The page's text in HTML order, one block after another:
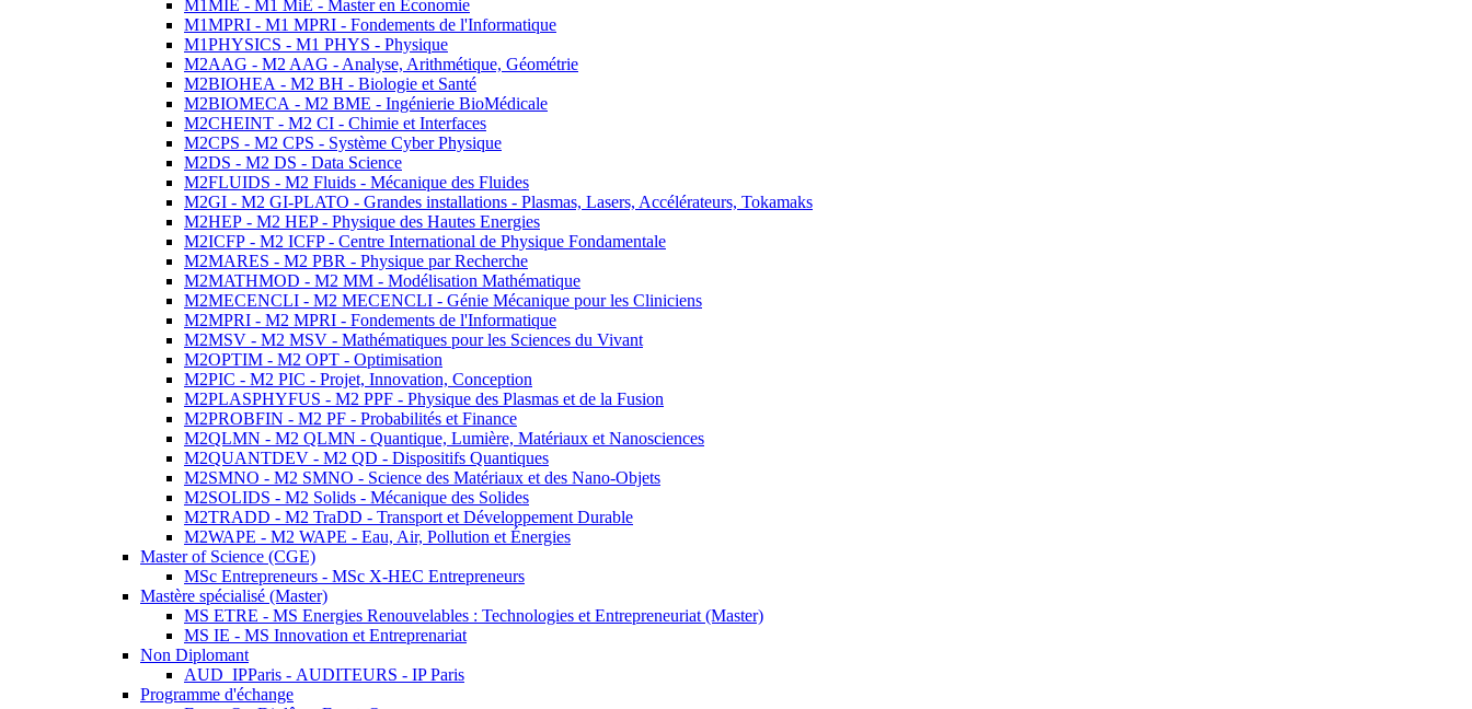
M1MIE - M1 MiE - Master en Economie
M1MPRI - M1 MPRI - Fondements de l'Informatique
M1PHYSICS - M1 PHYS - Physique
M2AAG - M2 AAG - Analyse, Arithmétique, Géométrie
M2BIOHEA - M2 BH - Biologie et Santé
M2BIOMECA - M2 BME - Ingénierie BioMédicale
M2CHEINT - M2 CI - Chimie et Interfaces
M2CPS - M2 CPS - Système Cyber Physique
M2DS - M2 DS - Data Science
M2FLUIDS - M2 Fluids - Mécanique des Fluides
M2GI - M2 GI-PLATO - Grandes installations - Plasmas, Lasers, Accélérateurs, Tokamaks
M2HEP - M2 HEP - Physique des Hautes Energies
M2ICFP - M2 ICFP - Centre International de Physique Fondamentale
M2MARES - M2 PBR - Physique par Recherche
M2MATHMOD - M2 MM - Modélisation Mathématique
M2MECENCLI - M2 MECENCLI - Génie Mécanique pour les Cliniciens
M2MPRI - M2 MPRI - Fondements de l'Informatique
M2MSV - M2 MSV - Mathématiques pour les Sciences du Vivant
M2OPTIM - M2 OPT - Optimisation
M2PIC - M2 PIC - Projet, Innovation, Conception
M2PLASPHYFUS - M2 PPF - Physique des Plasmas et de la Fusion
M2PROBFIN - M2 PF - Probabilités et Finance
M2QLMN - M2 QLMN - Quantique, Lumière, Matériaux et Nanosciences
M2QUANTDEV - M2 QD - Dispositifs Quantiques
M2SMNO - M2 SMNO - Science des Matériaux et des Nano-Objets
M2SOLIDS - M2 Solids - Mécanique des Solides
M2TRADD - M2 TraDD - Transport et Développement Durable
M2WAPE - M2 WAPE - Eau, Air, Pollution et Énergies
Master of Science (CGE)
MSc Entrepreneurs - MSc X-HEC Entrepreneurs
Mastère spécialisé (Master)
MS ETRE - MS Energies Renouvelables : Technologies et Entrepreneuriat (Master)
MS IE - MS Innovation et Entreprenariat
Non Diplomant
AUD_IPParis - AUDITEURS - IP Paris
Programme d'échange